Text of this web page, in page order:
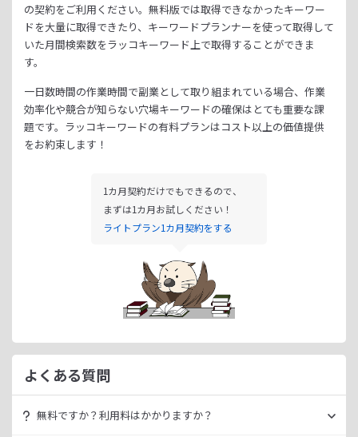
の契約をご利用ください。 無料版では取得できなかったキーワー
ドを大量に取得できたり、 キーワードプランナーを使って取得して
いた月間検索数をラッコキーワード上で取得することができま
す。
一日数時間の作業時間で副業として取り組まれている場合、 作業
効率化や競合が知らない穴場キーワードの確保はとても重要な課
題です。 ラッコキーワードの有料プランはコスト以上の価値提供
をお約束します！
1カ月契約だけでもできるので、
まずは1カ月お試しください！
ライトプラン1カ月契約をする
よくある質問
無料ですか？利用料はかかりますか？